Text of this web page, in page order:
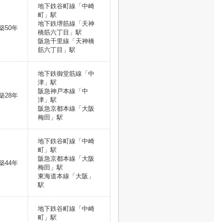
50年
地下鉄谷町線「中崎
町」駅
地下鉄堺筋線「天神
橋筋六丁目」駅
阪急千里線「天神橋
筋六丁目」駅
28年
地下鉄御堂筋線「中
津」駅
阪急神戸本線「中
津」駅
阪急京都本線「大阪
梅田」駅
44年
地下鉄谷町線「中崎
町」駅
阪急京都本線「大阪
梅田」駅
東海道本線「大阪」
駅
地下鉄谷町線「中崎
町」駅